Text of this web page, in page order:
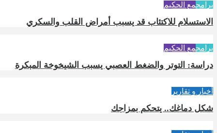
برامجمع الحكيم
الاستسلام للاكتئاب قد يسبب أمراض القلب والسكري
برامجمع الحكيم
دراسة: التوتر والضغط العصبي يسبب الشيخوخة المبكرة
أخبار و تقارير
شكل دماغك.. يتحكم بمزاجك